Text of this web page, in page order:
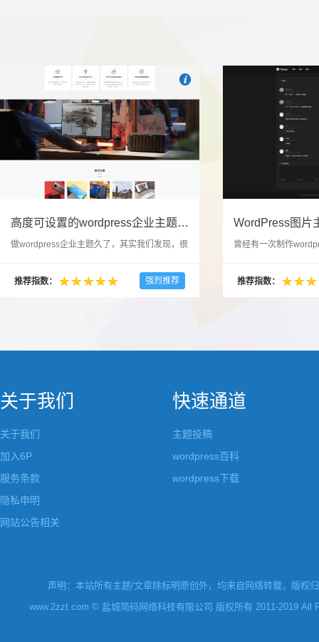
 吧
高度可设置的wordpress企业主题indigo分享
做wordpress企业主题久了，其实我们发现，很
配色和元素细节。为此我们创造了一个高可设
置，并且模块可以重复利用的wordpress企业主
推荐指数： 强烈推荐
曾经有一次制作
分享站也行，说是分
推荐指数：
关于我们
关于我们
加入6P
服务条款
隐私申明
网站公告相关
快速通道
主题投稿
wordpress百科
wordpress下载
声明：本站所有主题/文章除标明原创外，均来自网络转载，版权
www.2zzt.com © 盐城简码网络科技有限公司 版权所有 2011-2019